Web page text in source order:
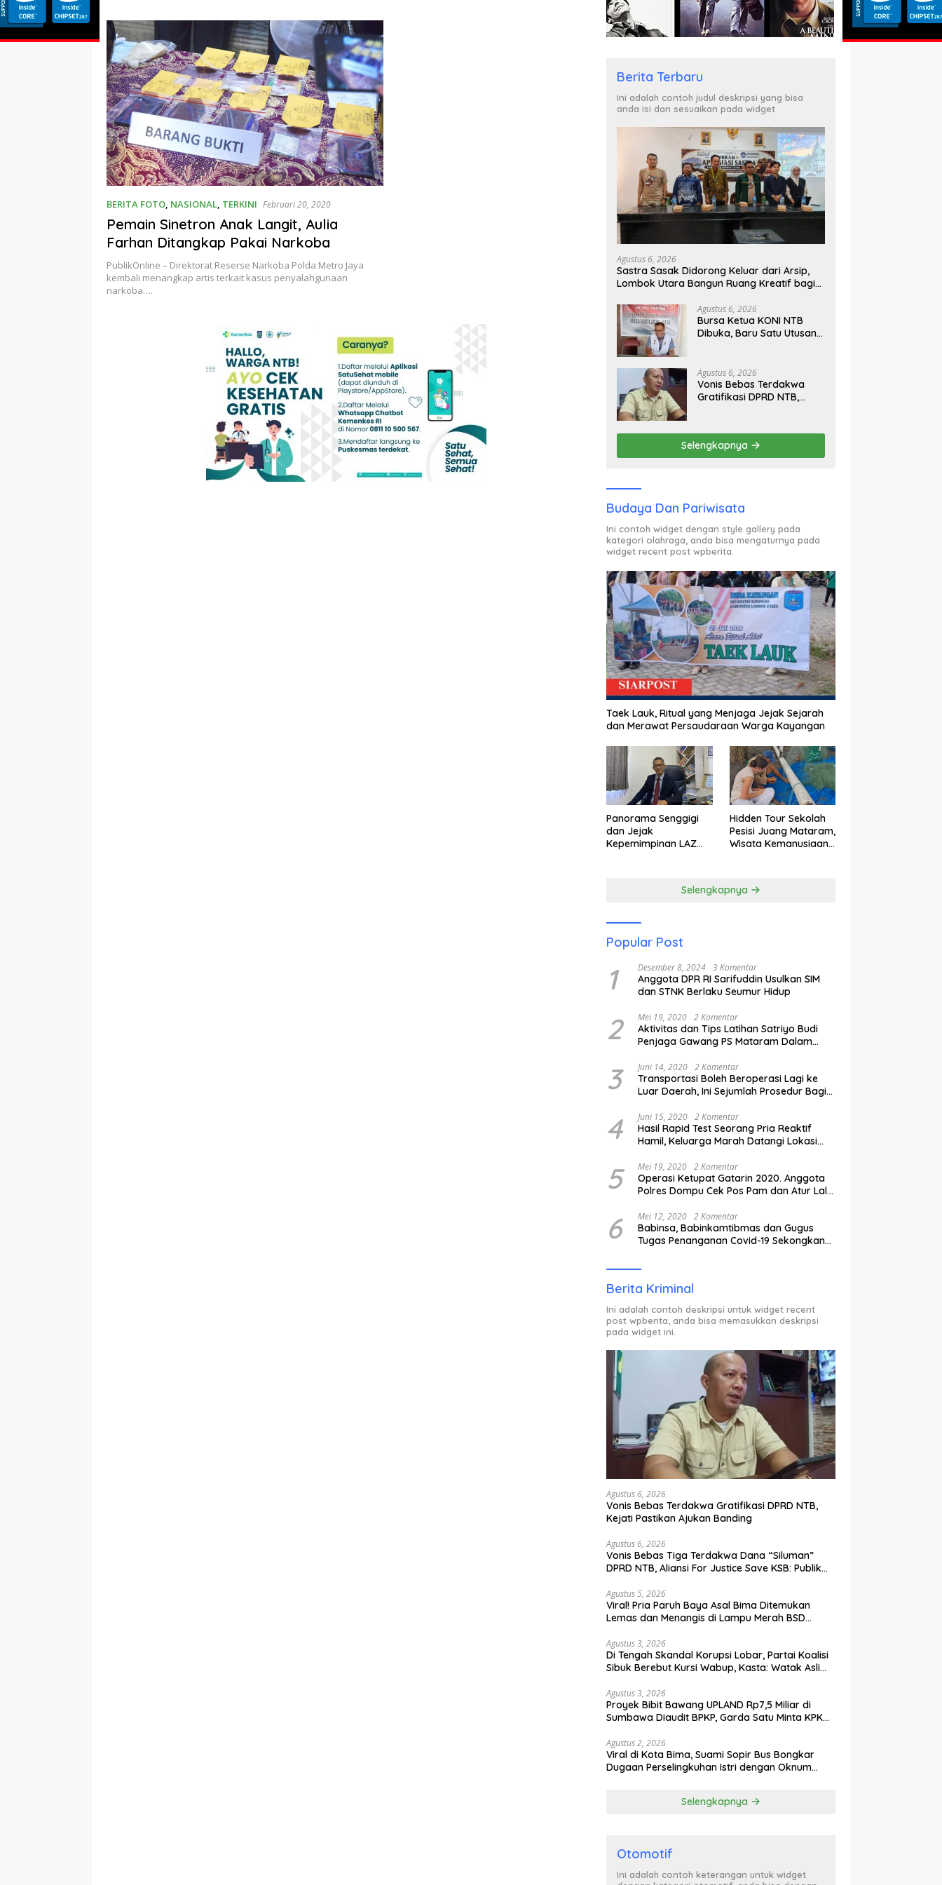
dan KY Turun Tangan
BERITA FOTO, NASIONAL, TERKINI Februari 20, 2020
Pemain Sinetron Anak Langit, Aulia
Farhan Ditangkap Pakai Narkoba
PublikOnline – Direktorat Reserse Narkoba Polda Metro Jaya
kembali menangkap artis terkait kasus penyalahgunaan
narkoba….
Berita Terbaru
Ini adalah contoh judul deskripsi yang bisa
anda isi dan sesuaikan pada widget
Agustus 6, 2026
Sastra Sasak Didorong Keluar dari Arsip,
Lombok Utara Bangun Ruang Kreatif bagi
Agustus 6, 2026
Bursa Ketua KONI NTB
Dibuka, Baru Satu Utusan
Agustus 6, 2026
Vonis Bebas Terdakwa
Gratifikasi DPRD NTB,
Selengkapnya
Budaya Dan Pariwisata
Ini contoh widget dengan style gallery pada
kategori olahraga, anda bisa mengaturnya pada
widget recent post wpberita.
Taek Lauk, Ritual yang Menjaga Jejak Sejarah
dan Merawat Persaudaraan Warga Kayangan
Panorama Senggigi
dan Jejak
Kepemimpinan LAZ
Hidden Tour Sekolah
Pesisi Juang Mataram,
Wisata Kemanusiaan
Selengkapnya
Popular Post
1 Desember 8, 2024 3 Komentar
Anggota DPR RI Sarifuddin Usulkan SIM
dan STNK Berlaku Seumur Hidup
2 Mei 19, 2020 2 Komentar
Aktivitas dan Tips Latihan Satriyo Budi
Penjaga Gawang PS Mataram Dalam
3 Juni 14, 2020 2 Komentar
Transportasi Boleh Beroperasi Lagi ke
Luar Daerah, Ini Sejumlah Prosedur Bagi
4 Juni 15, 2020 2 Komentar
Hasil Rapid Test Seorang Pria Reaktif
Hamil, Keluarga Marah Datangi Lokasi
5 Mei 19, 2020 2 Komentar
Operasi Ketupat Gatarin 2020. Anggota
Polres Dompu Cek Pos Pam dan Atur Lalu
6 Mei 12, 2020 2 Komentar
Babinsa, Babinkamtibmas dan Gugus
Tugas Penanganan Covid-19 Sekongkang
ODP.
Berita Kriminal
Ini adalah contoh deskripsi untuk widget recent
post wpberita, anda bisa memasukkan deskripsi
pada widget ini.
Agustus 6, 2026
Vonis Bebas Terdakwa Gratifikasi DPRD NTB,
Kejati Pastikan Ajukan Banding
Agustus 6, 2026
Vonis Bebas Tiga Terdakwa Dana “Siluman”
DPRD NTB, Aliansi For Justice Save KSB: Publik
Agustus 5, 2026
Viral! Pria Paruh Baya Asal Bima Ditemukan
Lemas dan Menangis di Lampu Merah BSD
Agustus 3, 2026
Di Tengah Skandal Korupsi Lobar, Partai Koalisi
Sibuk Berebut Kursi Wabup, Kasta: Watak Asli
Agustus 3, 2026
Proyek Bibit Bawang UPLAND Rp7,5 Miliar di
Sumbawa Diaudit BPKP, Garda Satu Minta KPK
Agustus 2, 2026
Viral di Kota Bima, Suami Sopir Bus Bongkar
Dugaan Perselingkuhan Istri dengan Oknum
Selengkapnya
Otomotif
Ini adalah contoh keterangan untuk widget